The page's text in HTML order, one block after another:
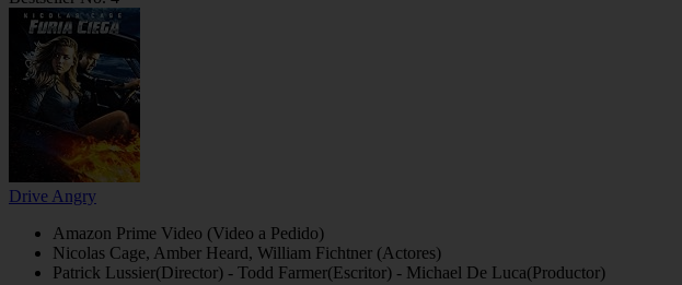
Drive Angry
Amazon Prime Video (Video a Pedido)
Nicolas Cage, Amber Heard, William Fichtner (Actores)
Patrick Lussier(Director) - Todd Farmer(Escritor) - Michael De Luca(Productor)